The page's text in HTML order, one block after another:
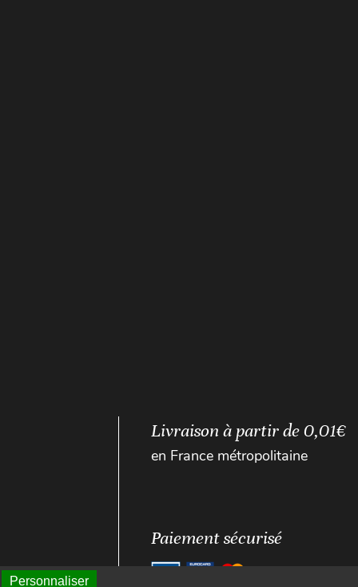
Livraison à partir de 0,01€
en France métropolitaine
Paiement sécurisé
Personnaliser